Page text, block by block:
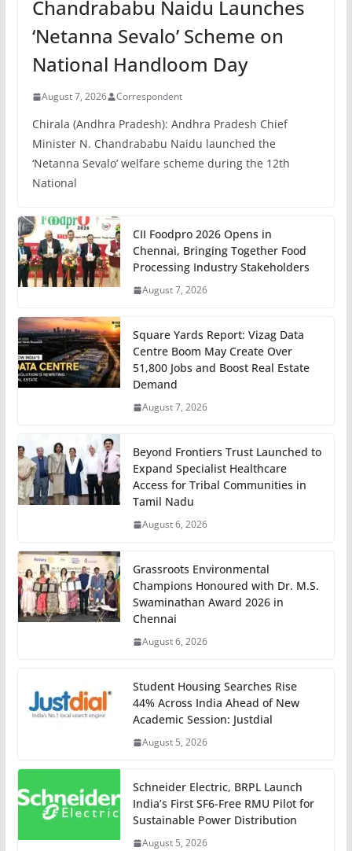
Chandrababu Naidu Launches
‘Netanna Sevalo’ Scheme on
National Handloom Day
August 7, 2026 Correspondent
Chirala (Andhra Pradesh): Andhra Pradesh Chief
Minister N. Chandrababu Naidu launched the
‘Netanna Sevalo’ welfare scheme during the 12th
National
CII Foodpro 2026 Opens in
Chennai, Bringing Together Food
Processing Industry Stakeholders
August 7, 2026
Square Yards Report: Vizag Data
Centre Boom May Create Over
51,800 Jobs and Boost Real Estate
Demand
August 7, 2026
Beyond Frontiers Trust Launched to
Expand Specialist Healthcare
Access for Tribal Communities in
Tamil Nadu
August 6, 2026
Grassroots Environmental
Champions Honoured with Dr. M.S.
Swaminathan Award 2026 in
Chennai
August 6, 2026
Student Housing Searches Rise
44% Across India Ahead of New
Academic Session: Justdial
August 5, 2026
Schneider Electric, BRPL Launch
India’s First SF6-Free RMU Pilot for
Sustainable Power Distribution
August 5, 2026